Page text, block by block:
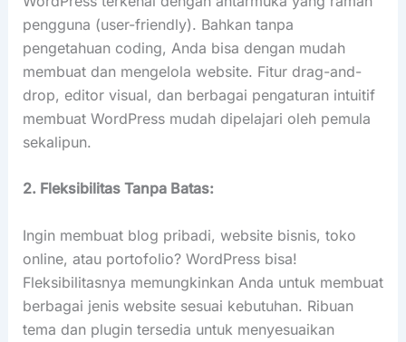
pengguna (user-friendly). Bahkan tanpa
pengetahuan coding, Anda bisa dengan mudah
membuat dan mengelola website. Fitur drag-and-
drop, editor visual, dan berbagai pengaturan intuitif
membuat WordPress mudah dipelajari oleh pemula
sekalipun.
2. Fleksibilitas Tanpa Batas:
Ingin membuat blog pribadi, website bisnis, toko
online, atau portofolio? WordPress bisa!
Fleksibilitasnya memungkinkan Anda untuk membuat
berbagai jenis website sesuai kebutuhan. Ribuan
tema dan plugin tersedia untuk menyesuaikan